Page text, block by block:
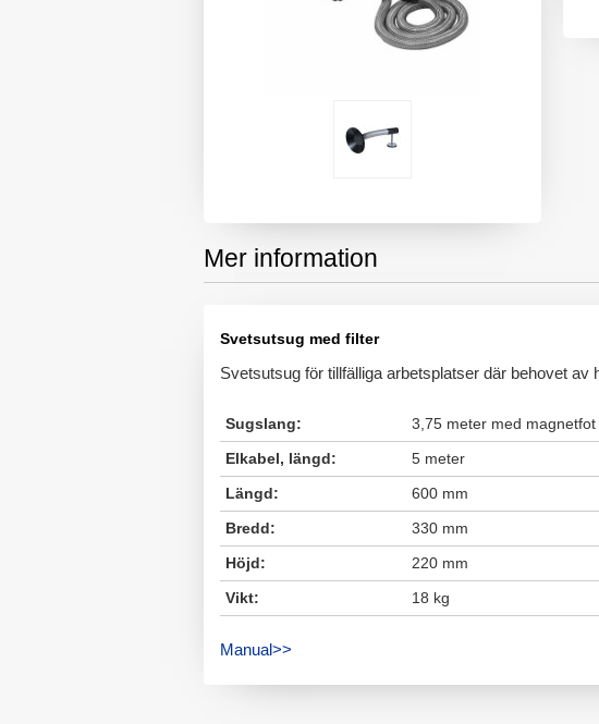
Mer information
Svetsutsug med filter
Svetsutsug för tillfälliga arbetsplatser där behovet av
Sugslang:
3,75 meter med
Elkabel, längd:
5 meter
Längd:
600 mm
Bredd:
330 mm
Höjd:
220 mm
Vikt:
18 kg
Manual>>